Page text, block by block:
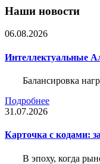
Наши новости
06.08.2026
Интеллектуальные
Балансировка
Подробнее
31.07.2026
Карточка c кодами:
В эпоху, когда